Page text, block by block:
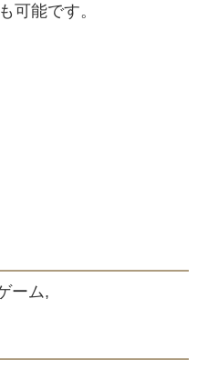
可能です。
ーム,